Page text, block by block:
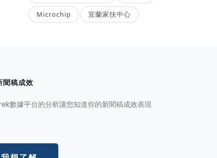
Microchip 宜蘭家扶中心
聞稿成效
數據平台的分析讓您知道你的新聞稿成效表現